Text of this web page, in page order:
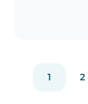
1 2